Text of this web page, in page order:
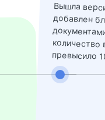
Вышла
превысило